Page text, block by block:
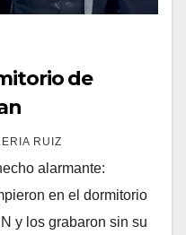
de
RUIZ
alarmante:
en el dormitorio
y los grabaron sin su